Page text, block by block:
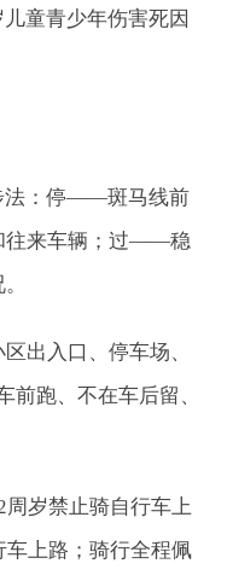
童青少年伤害死因
法：停——斑马线前
往来车辆；过——稳
出入口、停车场、
前跑、不在车后留、
岁禁止骑自行车上
车上路；骑行全程佩